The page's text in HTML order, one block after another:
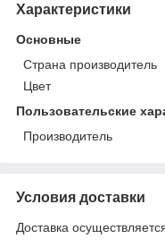
Характеристики
Основные
Страна производитель
Цвет
Пользовательские
Производитель
Условия доставки
Доставка